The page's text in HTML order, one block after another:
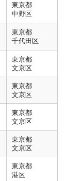
東京都
中野区
東京都
千代田区
東京都
文京区
東京都
文京区
東京都
文京区
東京都
文京区
東京都
港区